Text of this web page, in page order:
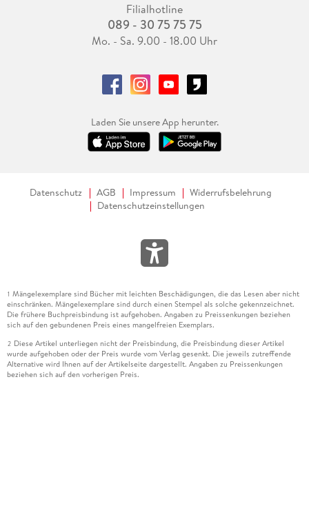
Filialhotline
089 - 30 75 75 75
Mo. - Sa. 9.00 - 18.00 Uhr
Laden Sie unsere App herunter.
Datenschutz AGB Impressum
Widerrufsbelehrung
Datenschutzeinstellungen
1 Mängelexemplare sind Bücher mit leichten Beschädigungen, die das Lesen aber nicht
einschränken. Mängelexemplare sind durch einen Stempel als solche gekennzeichnet.
Die frühere Buchpreisbindung ist aufgehoben. Angaben zu Preissenkungen beziehen
sich auf den gebundenen Preis eines mangelfreien Exemplars.
2 Diese Artikel unterliegen nicht der Preisbindung, die Preisbindung dieser Artikel
wurde aufgehoben oder der Preis wurde vom Verlag gesenkt. Die jeweils zutreffende
Alternative wird Ihnen auf der Artikelseite dargestellt. Angaben zu Preissenkungen
beziehen sich auf den vorherigen Preis.